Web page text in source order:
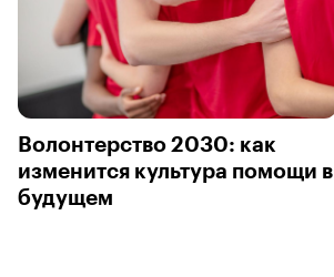
Волонтерство 2030: как
изменится культура помощи в
будущем